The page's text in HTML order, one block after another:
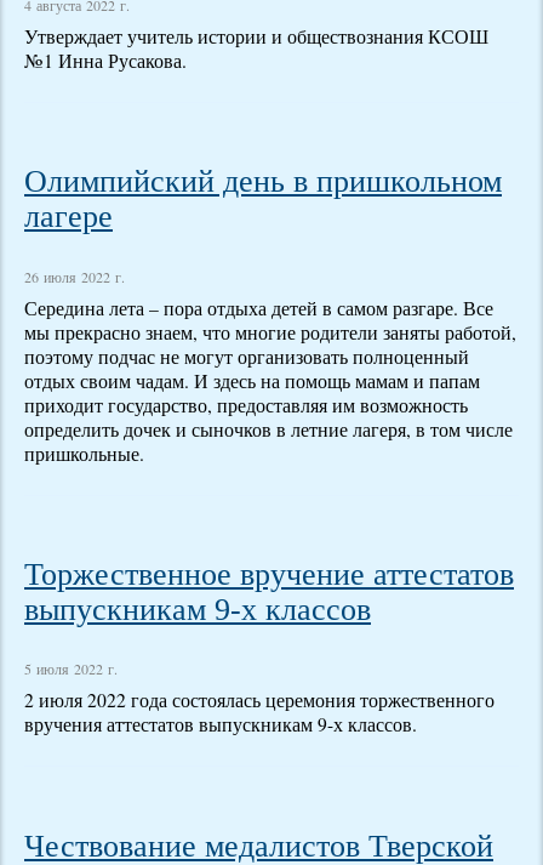
4 августа 2022 г.
Утверждает учитель истории и обществознания КСОШ
№1 Инна Русакова.
Олимпийский день в пришкольном
лагере
26 июля 2022 г.
Середина лета – пора отдыха детей в самом разгаре. Все
мы прекрасно знаем, что многие родители заняты работой,
поэтому подчас не могут организовать полноценный
отдых своим чадам. И здесь на помощь мамам и папам
приходит государство, предоставляя им возможность
определить дочек и сыночков в летние лагеря, в том числе
пришкольные.
Торжественное вручение аттестатов
выпускникам 9-х классов
5 июля 2022 г.
2 июля 2022 года состоялась церемония торжественного
вручения аттестатов выпускникам 9-х классов.
Чествование медалистов Тверской